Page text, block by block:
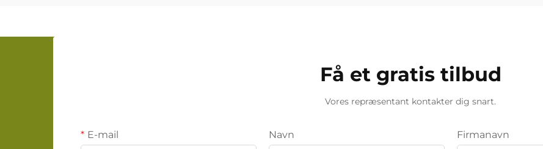
Få et gratis tilbud
Vores repræsentant kontakter dig snart.
E-mail Navn Firmanavn